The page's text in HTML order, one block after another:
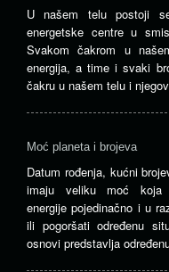
U našem telu postoji
energetske centre u
Svakom čakrom u
energija, a time i svaki
čakru u našem telu i
Moć planeta i brojeva
Datum rođenja, kućni
imaju veliku moć
energije pojedinačno i u
ili pogoršati određenu
osnovi predstavlja